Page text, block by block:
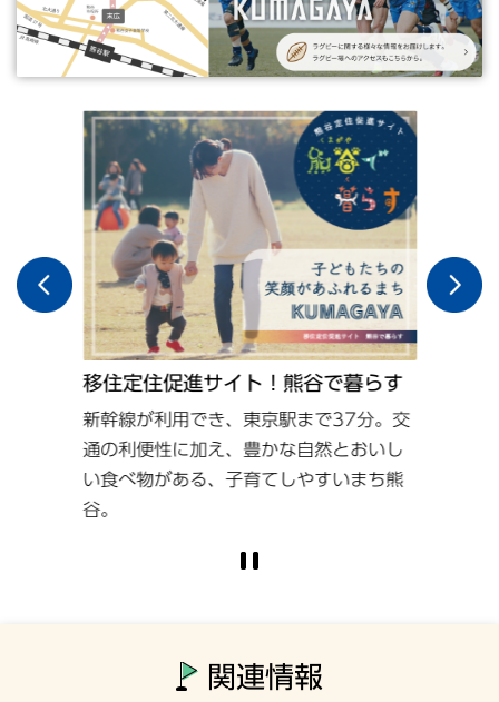
ト
移住定住促進サイト！熊谷で暮らす
新幹線が利用でき、東京駅まで37分。交
通の利便性に加え、豊かな自然とおいし
い食べ物がある、子育てしやすいまち熊
谷。
関連情報